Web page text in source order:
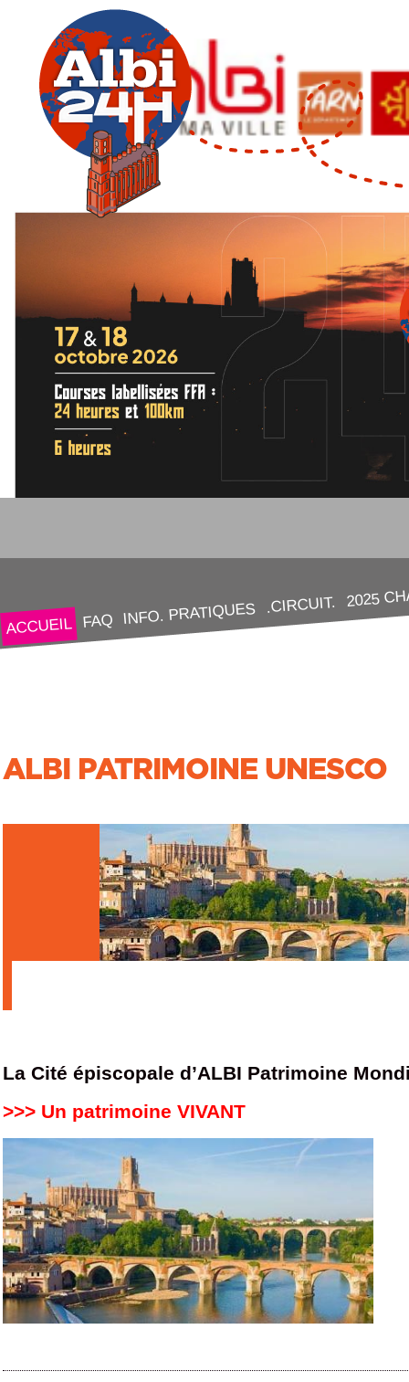
ACCUEIL FAQ INFO. PRATIQUES .CIRCUIT. 2025
ALBI PATRIMOINE UNESCO
La Cité épiscopale d’ALBI Patrimoine
>>> Un patrimoine VIVANT